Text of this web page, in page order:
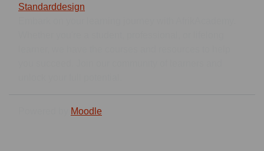
Standarddesign
Moodle